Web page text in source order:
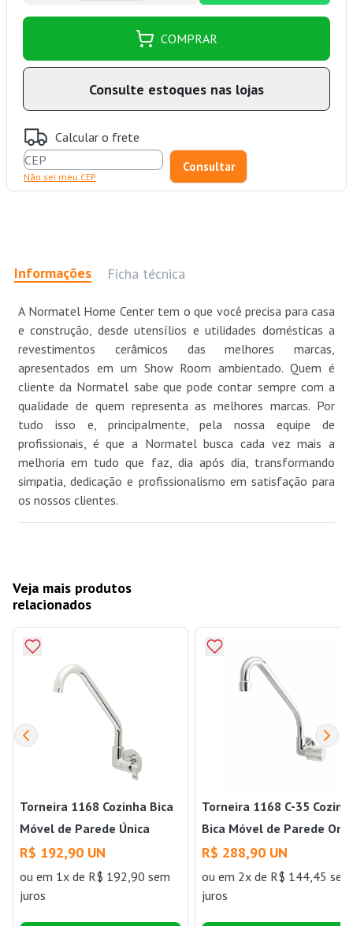
COMPRAR
Consulte estoques nas lojas
Calcular o frete
Não sei meu CEP
Informações Ficha técnica
A Normatel Home Center tem o que você precisa para casa
e construção, desde utensílios e utilidades domésticas a
revestimentos cerâmicos das melhores marcas,
apresentados em um Show Room ambientado. Quem é
cliente da Normatel sabe que pode contar sempre com a
qualidade de quem representa as melhores marcas. Por
tudo isso e, principalmente, pela nossa equipe de
profissionais, é que a Normatel busca cada vez mais a
melhoria em tudo que faz, dia após dia, transformando
simpatia, dedicação e profissionalismo em satisfação para
os nossos clientes.
Veja mais produtos
relacionados
Torneira 1168 Cozinha Bica
Móvel de Parede Única
DN15-20 Perflex
R$ 192,90 UN
ou em 1x de R$ 192,90 sem
juros
Torneira 1168 C-35
Bica Móvel de Parede
Perflex
R$ 288,90 UN
ouem 2x de R$ 144,45 sem
juros